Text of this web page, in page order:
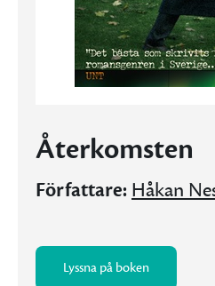
Återkomsten
Författare: Håkan
Lyssna på boken